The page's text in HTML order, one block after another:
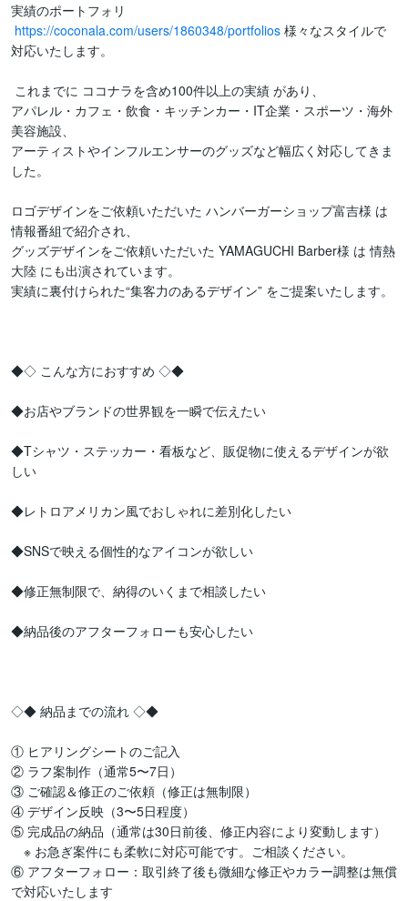
実績のポートフォリ
https://coconala.com/users/1860348/portfolios 様々なスタイルで
対応いたします。
アパレル・カフェ・飲食・キッチンカー・IT企業・スポーツ・海外
美容施設、
アーティストやインフルエンサーのグッズなど幅広く対応してきま
した。
ロゴデザインをご依頼いただいた ハンバーガーショップ富吉様 は
情報番組で紹介され、
グッズデザインをご依頼いただいた YAMAGUCHI Barber様 は 情熱
大陸 にも出演されています。
実績に裏付けられた“集客力のあるデザイン” をご提案いたします。
◆◇ こんな方におすすめ ◇◆
◆お店やブランドの世界観を一瞬で伝えたい
◆Tシャツ・ステッカー・看板など、販促物に使えるデザインが欲
しい
◆レトロアメリカン風でおしゃれに差別化したい
◆SNSで映える個性的なアイコンが欲しい
◆修正無制限で、納得のいくまで相談したい
◆納品後のアフターフォローも安心したい
◇◆ 納品までの流れ ◇◆
① ヒアリングシートのご記入
② ラフ案制作（通常5〜7日）
③ ご確認＆修正のご依頼（修正は無制限）
④ デザイン反映（3〜5日程度）
⑤ 完成品の納品（通常は30日前後、修正内容により変動します）
※ お急ぎ案件にも柔軟に対応可能です。ご相談ください。
⑥ アフターフォロー：取引終了後も微細な修正やカラー調整は無償
で対応いたします